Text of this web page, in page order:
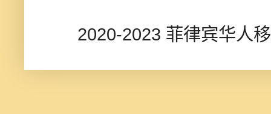
2020-2023 菲律宾华人